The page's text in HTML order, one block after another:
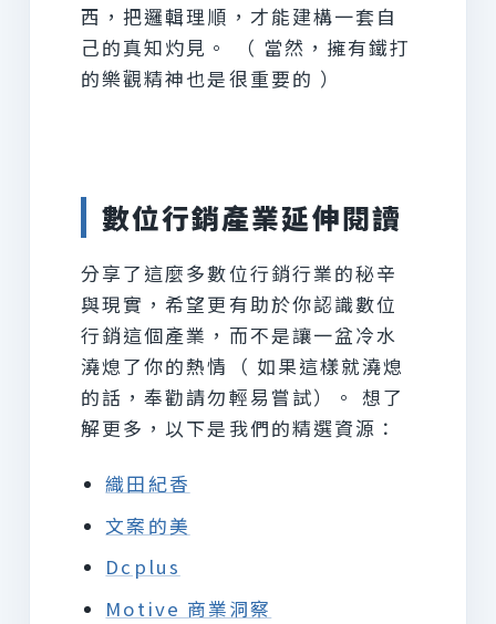
西，把邏輯理順，才能建構一套自
己的真知灼見。 （ 當然，擁有鐵打
的樂觀精神也是很重要的 ）
數位行銷產業延伸閱讀
分享了這麼多數位行銷行業的秘辛
與現實，希望更有助於你認識數位
行銷這個產業，而不是讓一盆冷水
澆熄了你的熱情（ 如果這樣就澆熄
的話，奉勸請勿輕易嘗試）。 想了
解更多，以下是我們的精選資源：
織田紀香
文案的美
Dcplus
Motive 商業洞察